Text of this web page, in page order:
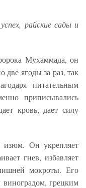
райские сады и
Мухаммада, он
две ягоды за раз, так
питательным
приписывались
кровь, дает силу
изюм. Он укрепляет
гнев, избавляет
мокроты. Его
виноградом, грецким